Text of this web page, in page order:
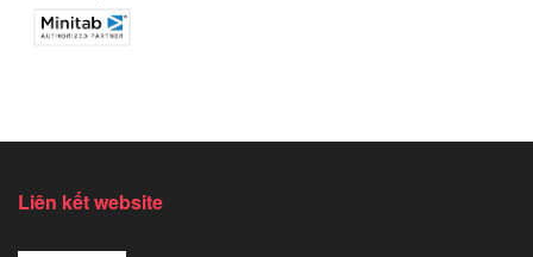
Liên kết website